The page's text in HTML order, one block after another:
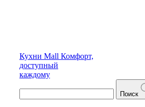
Кухни Mall Комфорт,
доступный
каждому
Поиск